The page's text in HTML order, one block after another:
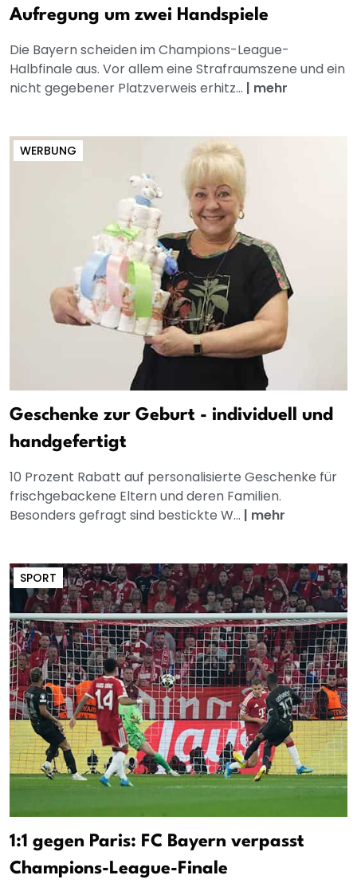
Aufregung um zwei Handspiele
Die Bayern scheiden im Champions-League-
Halbfinale aus. Vor allem eine Strafraumszene und ein
nicht gegebener Platzverweis erhitz... | mehr
WERBUNG
Geschenke zur Geburt - individuell und
handgefertigt
10 Prozent Rabatt auf personalisierte Geschenke für
frischgebackene Eltern und deren Familien.
Besonders gefragt sind bestickte W... | mehr
SPORT
1:1 gegen Paris: FC Bayern verpasst
Champions-League-Finale